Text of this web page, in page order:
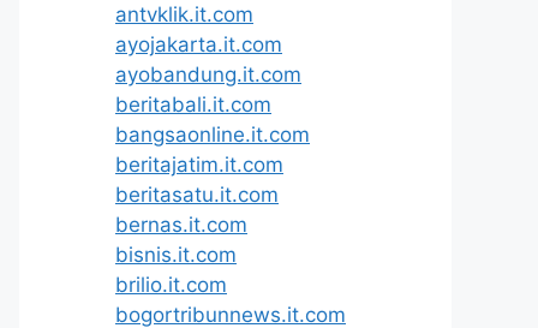
antvklik.it.com
ayojakarta.it.com
ayobandung.it.com
beritabali.it.com
bangsaonline.it.com
beritajatim.it.com
beritasatu.it.com
bernas.it.com
bisnis.it.com
brilio.it.com
bogortribunnews.it.com